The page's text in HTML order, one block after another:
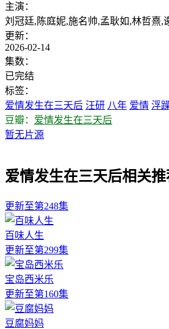
主演：
刘冠廷,陈庭妮,施名帅,孟耿如,林哲熹,
更新：
2026-02-14
集数：
已完结
标签：
爱情发生在三天后 汪研 八年 爱情 浮
豆瓣： 爱情发生在三天后
暂无片源
爱情发生在三天后相关推
更新至第248集
百味人生
更新至第299集
宝岛西米乐
更新至第160集
豆腐妈妈